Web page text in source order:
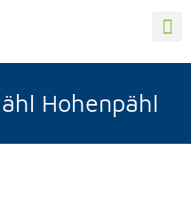
Hohenpähl